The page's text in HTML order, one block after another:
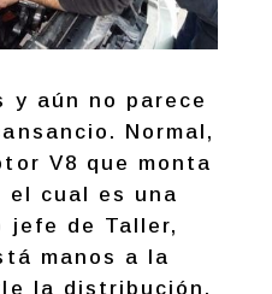
y aún no parece
Normal,
V8 que monta
el cual es una
jefe de Taller,
manos a la
la distribución,